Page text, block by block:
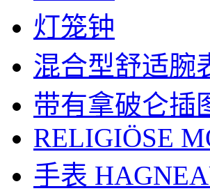
灯笼钟
混合型舒适腕
带有拿破仑插
RELIGIÖSE
手表